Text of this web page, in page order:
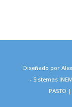
Diseñado por
- Sistemas
PASTO